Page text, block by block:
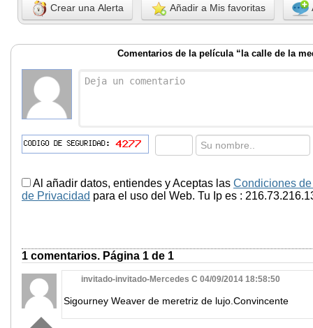
Crear una Alerta Añadir a Mis favoritas
Comentarios de la película “la calle de la
Al añadir datos, entiendes y Aceptas las Condiciones
de Privacidad para el uso del Web. Tu Ip es :
1 comentarios. Página 1 de 1
invitado-invitado-Mercedes C 04/09/2014 18:58:50
Sigourney Weaver de meretriz de lujo.Convincente